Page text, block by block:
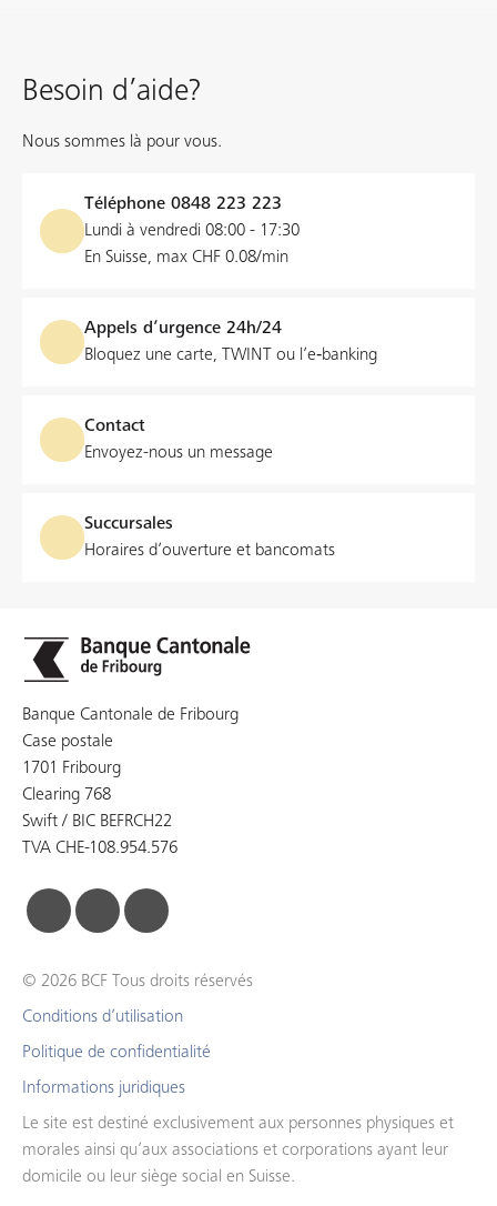
Besoin d’aide?
Nous sommes là pour vous.
Téléphone 0848 223 223
Lundi à vendredi 08:00 - 17:30
En Suisse, max CHF 0.08/min
Appels d’urgence 24h/24
Bloquez une carte, TWINT ou l’e‑banking
Contact
Envoyez-nous un message
Succursales
Horaires d’ouverture et bancomats
Banque Cantonale de Fribourg
Case postale
1701 Fribourg
Clearing 768
Swift / BIC BEFRCH22
TVA CHE-108.954.576
© 2026 BCF Tous droits réservés
Conditions d’utilisation
Politique de confidentialité
Informations juridiques
Le site est destiné exclusivement aux personnes physiques et
morales ainsi qu’aux associations et corporations ayant leur
domicile ou leur siège social en Suisse.